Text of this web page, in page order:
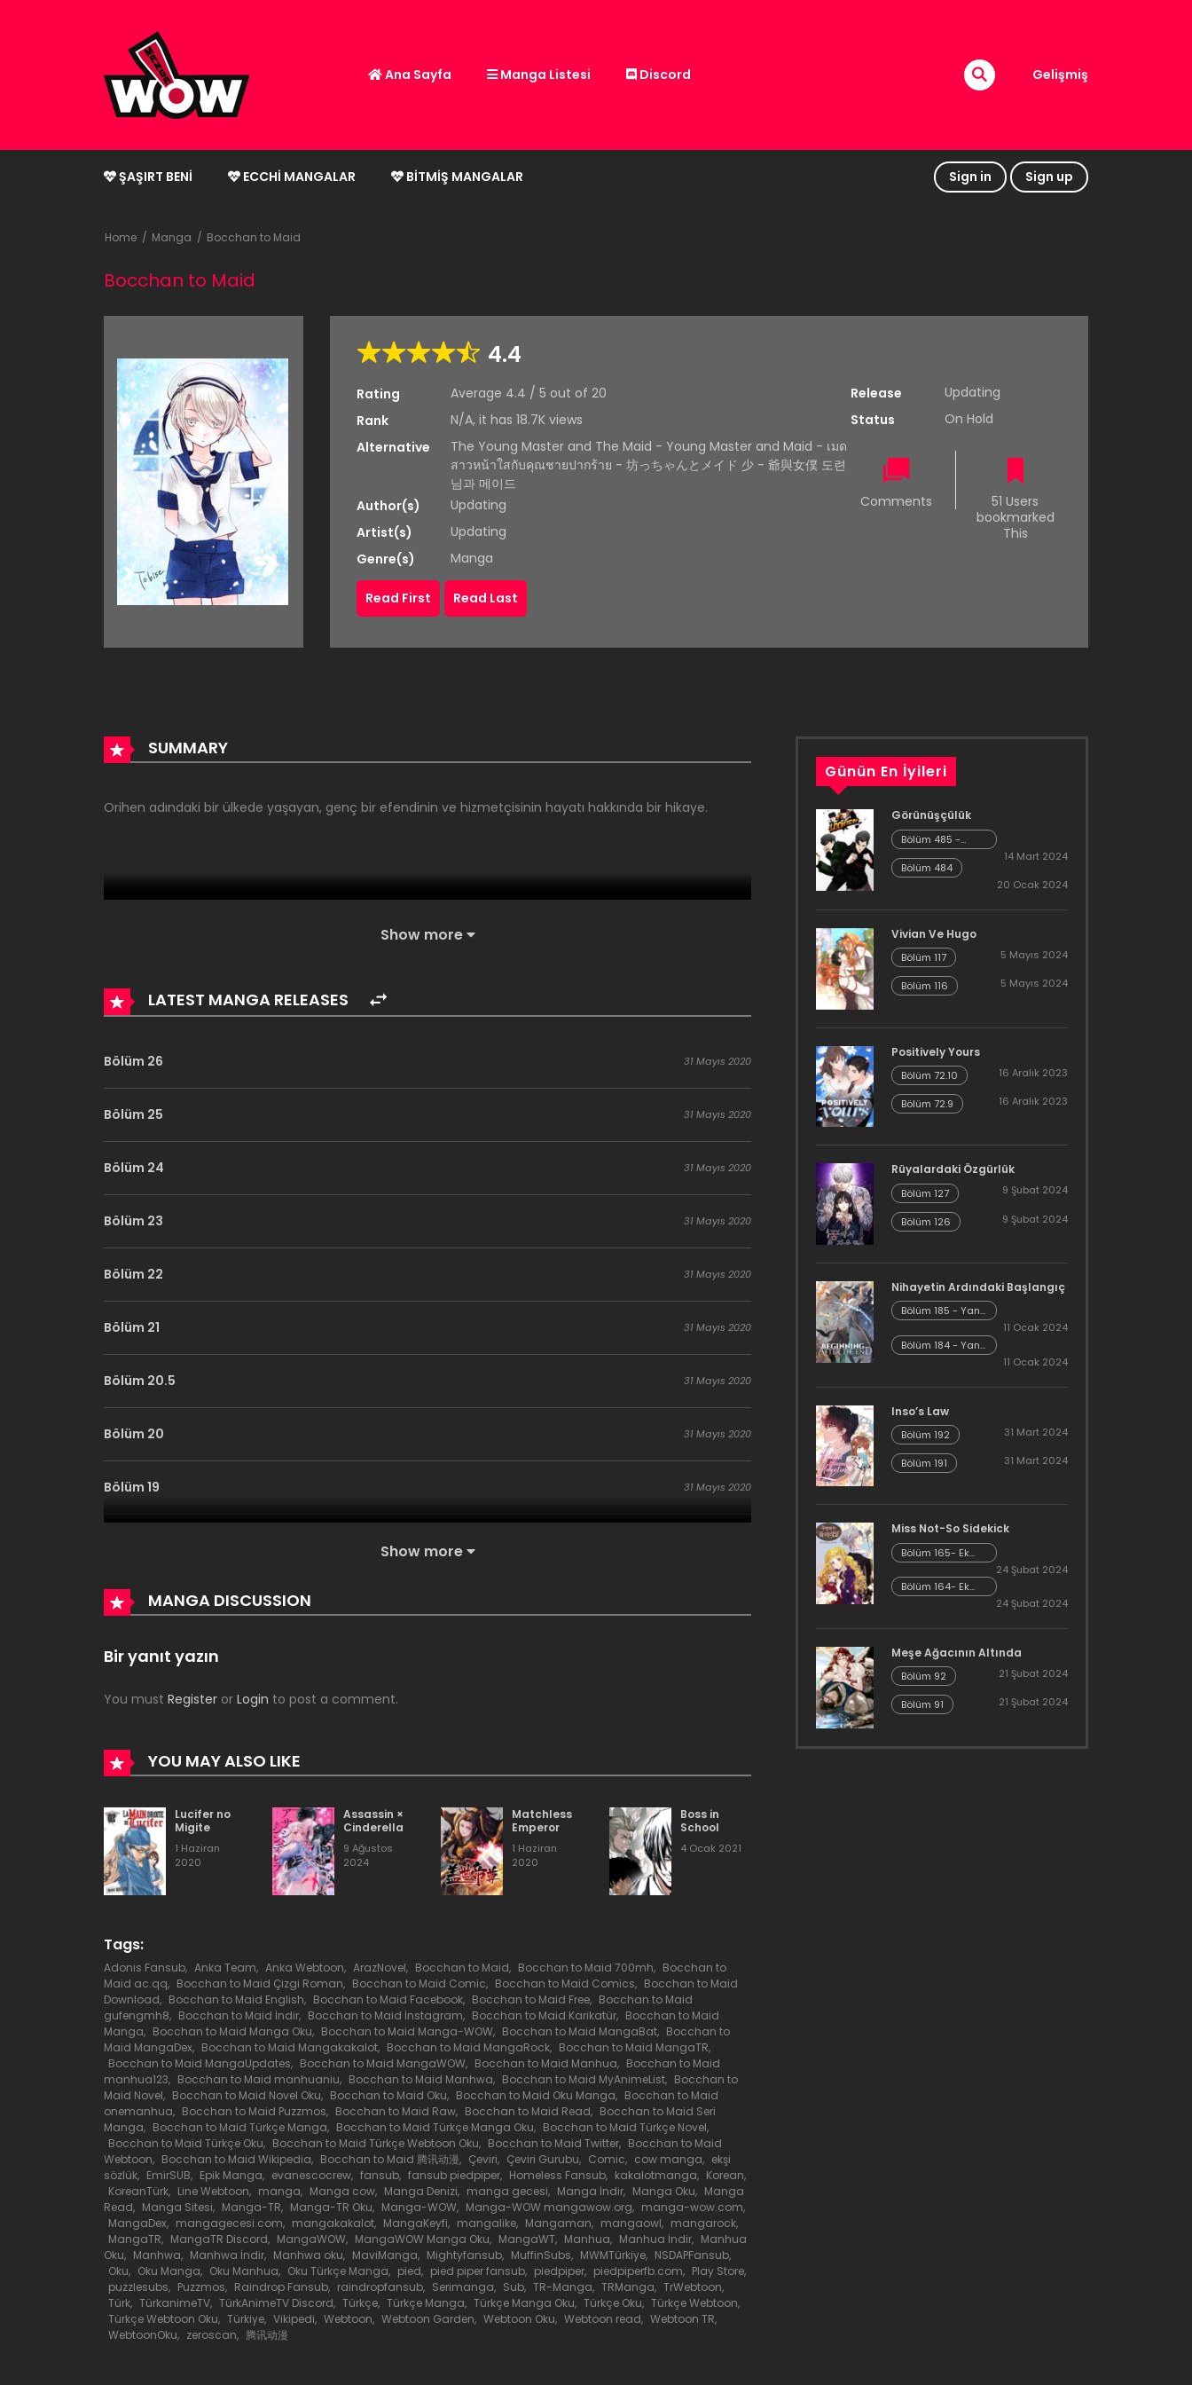
Ana Sayfa Manga Listesi Discord Gelişmiş
ŞAŞIRT BENI ECCHI MANGALAR BITMIŞ MANGALAR Sign in Sign up
Home Manga Bocchan to Maid
Bocchan to Maid
4.4
Rating Average 4.4 / 5 out of 20
Rank
N/A, it has 18.7K views
Alternative
The Young Master and The Maid - Young Master and Maid - เมด
สาวหน้าใสกับคุณชายปากร้าย - 坊っちゃんとメイド 少 - 爺與女僕 도련
님과 메이드
Author(s)
Updating
Artist(s)
Updating
Genre(s)
Manga
Release
Updating
Status
On Hold
Comments
51 Users
bookmarked
This
Read First Read Last
SUMMARY
Orihen adındaki bir ülkede yaşayan, genç bir efendinin ve hizmetçisinin hayatı hakkında bir hikaye.
Show more
LATEST MANGA RELEASES
Bölüm 26 31 Mayıs 2020
Bölüm 25 31 Mayıs 2020
Bölüm 24 31 Mayıs 2020
Bölüm 23 31 Mayıs 2020
Bölüm 22 31 Mayıs 2020
Bölüm 21 31 Mayıs 2020
Bölüm 20.5 31 Mayıs 2020
Bölüm 20 31 Mayıs 2020
Bölüm 19 31 Mayıs 2020
Bölüm 17
Bölüm 16
Bölüm 15
Bölüm 14
Bölüm 13 31 Mayıs 2020
Bölüm 12
Bölüm 10 31 Mayıs 2020
Bölüm 9 31 Mayıs 2020
Bölüm 8 31 Mayıs 2020
Bölüm 7 31 Mayıs 2020
Bölüm 6 31 Mayıs 2020
Bölüm 5 31 Mayıs 2020
Bölüm 4 31 Mayıs 2020
Bölüm 3
Show more
MANGA DISCUSSION
Bir yanıt yazın
You must Register or Login to post a comment.
YOU MAY ALSO LIKE
Lucifer no
Migite
1 Haziran
2020
Assassin ×
Cinderella
9 Ağustos
2024
Matchless
Emperor
1 Haziran
2020
Boss in
School
4 Ocak 2021
Tags:
Adonis Fansub, Anka Team, Anka Webtoon, ArazNovel, Bocchan to Maid, Bocchan to Maid 700mh, Bocchan to
Maid ac.qq, Bocchan to Maid Çizgi Roman, Bocchan to Maid Comic, Bocchan to Maid Comics, Bocchan to Maid
Download, Bocchan to Maid English, Bocchan to Maid Facebook, Bocchan to Maid Free, Bocchan to Maid
gufengmh8, Bocchan to Maid İndir, Bocchan to Maid İnstagram, Bocchan to Maid Karikatür, Bocchan to Maid
Manga, Bocchan to Maid Manga Oku, Bocchan to Maid Manga-WOW, Bocchan to Maid MangaBat, Bocchan to
Maid MangaDex, Bocchan to Maid Mangakakalot, Bocchan to Maid MangaRock, Bocchan to Maid MangaTR,
Bocchan to Maid MangaUpdates, Bocchan to Maid MangaWOW, Bocchan to Maid Manhua, Bocchan to Maid
manhua123, Bocchan to Maid manhuaniu, Bocchan to Maid Manhwa, Bocchan to Maid MyAnimeList, Bocchan to
Maid Novel, Bocchan to Maid Novel Oku, Bocchan to Maid Oku, Bocchan to Maid Oku Manga, Bocchan to Maid
onemanhua, Bocchan to Maid Puzzmos, Bocchan to Maid Raw, Bocchan to Maid Read, Bocchan to Maid Seri
Manga, Bocchan to Maid Türkçe Manga, Bocchan to Maid Türkçe Manga Oku, Bocchan to Maid Türkçe Novel,
Bocchan to Maid Türkçe Oku, Bocchan to Maid Türkçe Webtoon Oku, Bocchan to Maid Twitter, Bocchan to Maid
Webtoon, Bocchan to Maid Wikipedia, Bocchan to Maid 腾讯动漫, Çeviri, Çeviri Gurubu, Comic, cow manga, ekşi
sözlük, EmirSUB, Epik Manga, evanescocrew, fansub, fansub piedpiper, Homeless Fansub, kakalotmanga, Korean,
KoreanTürk, Line Webtoon, manga, Manga cow, Manga Denizi, manga gecesi, Manga İndir, Manga Oku, Manga
Read, Manga Sitesi, Manga-TR, Manga-TR Oku, Manga-WOW, Manga-WOW mangawow.org, manga-wow.com,
MangaDex, mangagecesi.com, mangakakalot, MangaKeyfi, mangalike, Mangaman, mangaowl, mangarock,
MangaTR, MangaTR Discord, MangaWOW, MangaWOW Manga Oku, MangaWT, Manhua, Manhua İndir, Manhua
Oku, Manhwa, Manhwa İndir, Manhwa oku, MaviManga, Mightyfansub, MuffinSubs, MWMTürkiye, NSDAPFansub,
Oku, Oku Manga, Oku Manhua, Oku Türkçe Manga, pied, pied piper fansub, piedpiper, piedpiperfb.com, Play Store,
puzzlesubs, Puzzmos, Raindrop Fansub, raindropfansub, Serimanga, Sub, TR-Manga, TRManga, TrWebtoon,
Türk, TürkanimeTV, TürkAnimeTV Discord, Türkçe, Türkçe Manga, Türkçe Manga Oku, Türkçe Oku, Türkçe Webtoon,
Türkçe Webtoon Oku, Türkiye, Vikipedi, Webtoon, Webtoon Garden, Webtoon Oku, Webtoon read, Webtoon TR,
WebtoonOku, zeroscan, 腾讯动漫
Günün En İyileri
Görünüşçülük
Bölüm 485 -
Cheonliang [04]
14 Mart 2024
Bölüm 484
20 Ocak 2024
Vivian Ve Hugo
Bölüm 117 5 Mayıs 2024
Bölüm 116 5 Mayıs 2024
Positively Yours
Bölüm 72.10 16 Aralık 2023
Bölüm 72.9 16 Aralık 2023
Rüyalardaki Özgürlük
Bölüm 127 9 Şubat 2024
Bölüm 126 9 Şubat 2024
Nihayetin Ardındaki Başlangıç
Bölüm 185 - Yan
Hikaye Kısım 7
11 Ocak 2024
Bölüm 184 - Yan
Hikaye Kısım 6
11 Ocak 2024
Inso’s Law
Bölüm 192 31 Mart 2024
Bölüm 191 31 Mart 2024
Miss Not-So Sidekick
Bölüm 165- Ek
Bölüm 26
24 Şubat 2024
Bölüm 164- Ek
Bölüm 25
24 Şubat 2024
Meşe Ağacının Altında
Bölüm 92 21 Şubat 2024
Bölüm 91 21 Şubat 2024